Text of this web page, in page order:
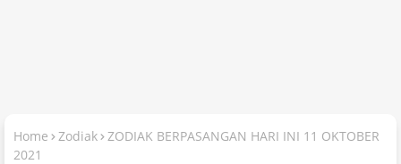
Home Zodiak ZODIAK BERPASANGAN HARI INI 11 OKTOBER
2021